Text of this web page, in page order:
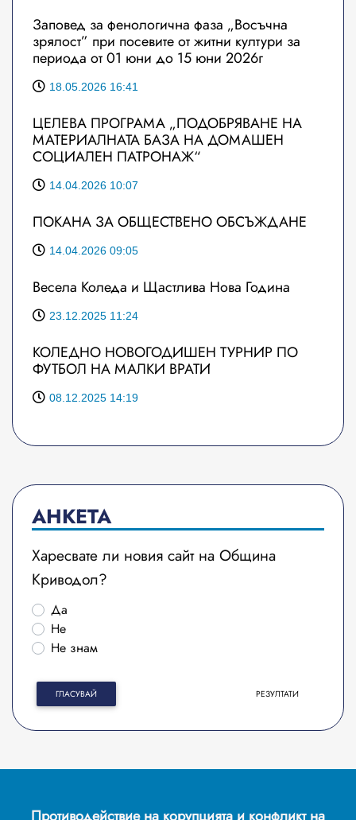
Заповед за фенологична фаза „Восъчна
зрялост” при посевите от житни култури за
периода от 01 юни до 15 юни 2026г
18.05.2026 16:41
ЦЕЛЕВА ПРОГРАМА „ПОДОБРЯВАНЕ НА
МАТЕРИАЛНАТА БАЗА НА ДОМАШЕН
СОЦИАЛЕН ПАТРОНАЖ“
14.04.2026 10:07
ПОКАНА ЗА ОБЩЕСТВЕНО ОБСЪЖДАНЕ
14.04.2026 09:05
Весела Коледа и Щастлива Нова Година
23.12.2025 11:24
КОЛЕДНО НОВОГОДИШЕН ТУРНИР ПО
ФУТБОЛ НА МАЛКИ ВРАТИ
08.12.2025 14:19
АНКЕТА
Харесвате ли новия сайт на Община
Криводол?
Да
Не
Не знам
ГЛАСУВАЙ РЕЗУЛТАТИ